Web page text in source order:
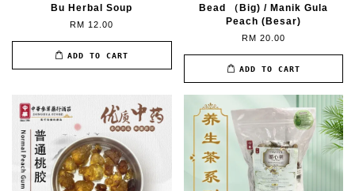
Bu Herbal Soup
RM 12.00
ADD TO CART
Bead （Big) / Manik Gula
Peach (Besar)
RM 20.00
ADD TO CART